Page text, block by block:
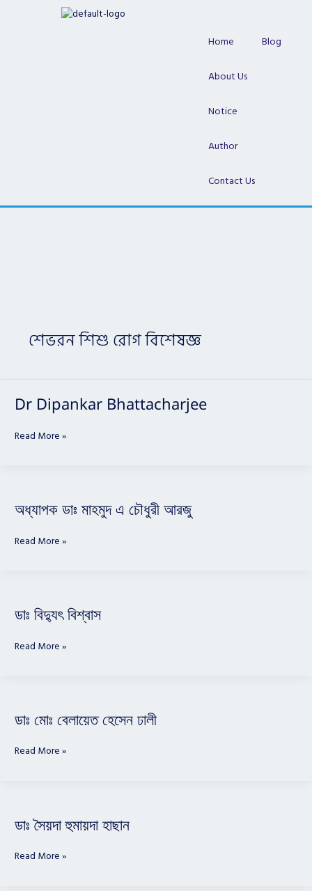
Home Blog
About Us
Notice
Author
Contact Us
শেভরন শিশু রোগ বিশেষজ্ঞ
Dr Dipankar Bhattacharjee
Dr
Dipankar
Bhattacharjee
Read More »
অধ্যাপক ডাঃ মাহমুদ এ চৌধুরী আরজু
অধ্যাপক
ডাঃ
মাহমুদ
এ
Read More »
ডাঃ বিদ্যুৎ বিশ্বাস
ডাঃ
বিদ্যুৎ
বিশ্বাস
Read More »
ডাঃ মোঃ বেলায়েত হেসেন ঢালী
ডাঃ
মোঃ
বেলায়েত
Read More »
ডাঃ সৈয়দা হুমায়দা হাছান
ডাঃ
সৈয়দা
হুমায়দা
হাছান
Read More »